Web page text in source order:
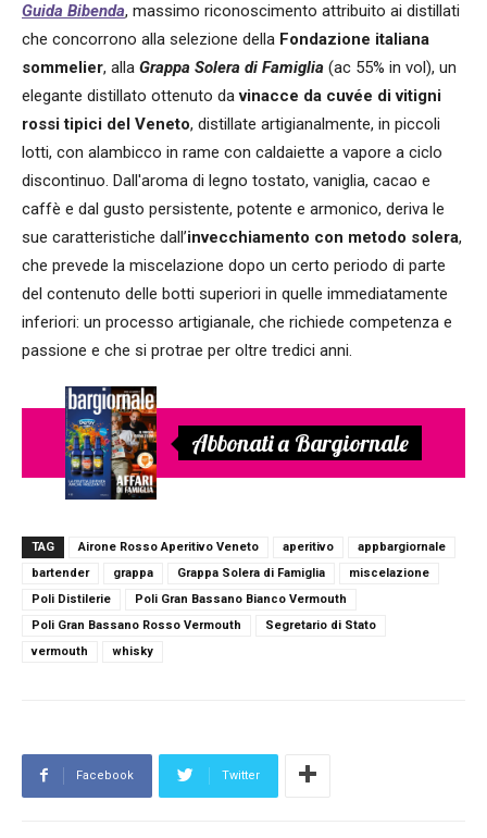
Guida Bibenda, massimo riconoscimento attribuito ai distillati
che concorrono alla selezione della Fondazione italiana
sommelier, alla Grappa Solera di Famiglia (ac 55% in vol), un
elegante distillato ottenuto davinacce da cuvée di vitigni
rossi tipici del Veneto, distillate artigianalmente, in piccoli
lotti, con alambicco in rame con caldaiette a vapore a ciclo
discontinuo. Dall'aroma di legno tostato, vaniglia, cacao e
caffè e dal gusto persistente, potente e armonico, deriva le
sue caratteristiche dall’invecchiamento con metodo solera,
che prevede la miscelazione dopo un certo periodo di parte
del contenuto delle botti superiori in quelle immediatamente
inferiori: un processo artigianale, che richiede competenza e
passione e che si protrae per oltre tredici anni.
Abbonati a Bargiornale
TAG Airone Rosso Aperitivo Veneto aperitivo
appbargiornale
bartender
grappa Grappa Solera di Famiglia
miscelazione
Poli Distilerie
Poli Gran Bassano Bianco Vermouth
Poli Gran Bassano Rosso Vermouth
Segretario di Stato
vermouth
whisky
Facebook Twitter